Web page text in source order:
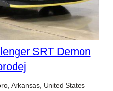
SRT Demon
Arkansas, United States